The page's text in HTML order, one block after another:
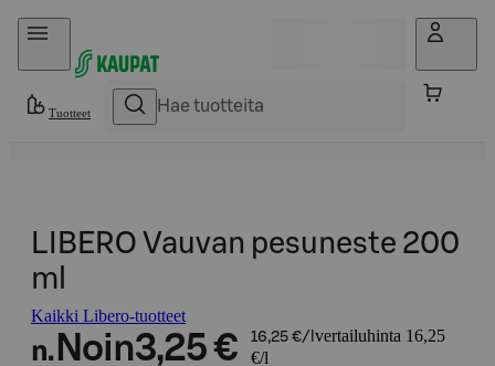
Hyppää sisältöön
Tuotteet
LIBERO Vauvan pesuneste 200
ml
Kaikki Libero-tuotteet
n. Noin3,25 € 16,25 €/l vertailuhinta 16,25
€/l